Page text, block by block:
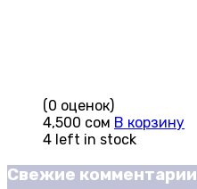
(0 оценок)
4,500 сом В корзину
4 left in stock
Свежие комментарии